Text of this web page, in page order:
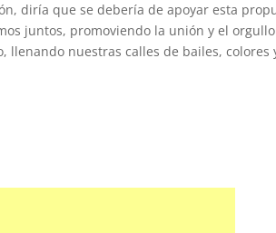
diría que se debería de apoyar esta
juntos, promoviendo la unión y el
llenando nuestras calles de bailes, colores